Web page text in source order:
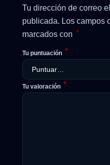
Tu dirección de correo
publicada. Los campos
marcados con *
Tu puntuación *
Tu valoración *